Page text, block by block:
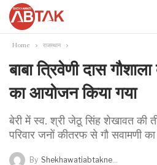
Home राजस्थान
बाबा त्रिवेणी दास
का आयोजन किया गया
बेरी में स्व. श्री जेठू सिंह शेखावत की
परिवार जनों कीतरफ से गौ सवामणी
By Shekhawatiabtaknews